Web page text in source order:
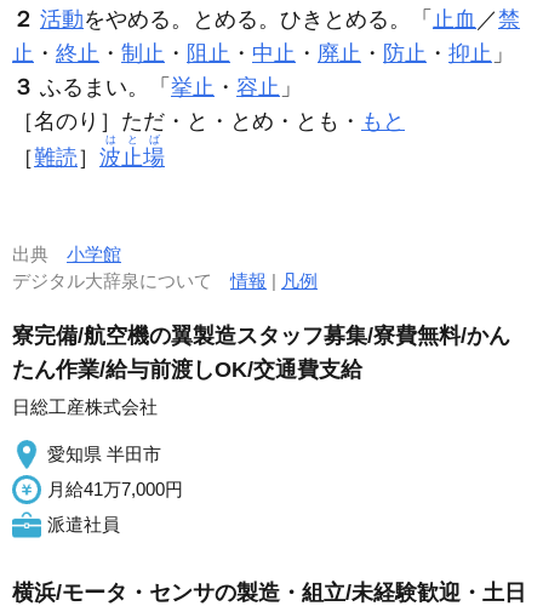
２ 活動をやめる。とめる。ひきとめる。「 止血 ／禁
止 ・ 終止 ・ 制止 ・ 阻止 ・ 中止 ・ 廃止 ・ 防止 ・ 抑止 」
３ ふるまい。「 挙止 ・ 容止 」
［名のり］ただ・と・とめ・とも・ もと
［難読］ 波止場
はとば
出典 小学館
デジタル大辞泉について情報 | 凡例
寮完備/航空機の翼製造スタッフ募集/寮費無料/かん
たん作業/給与前渡しOK/交通費支給
日総工産株式会社
愛知県 半田市
月給41万7,000円
派遣社員
横浜/モータ・センサの製造・組立/未経験歓迎・土日